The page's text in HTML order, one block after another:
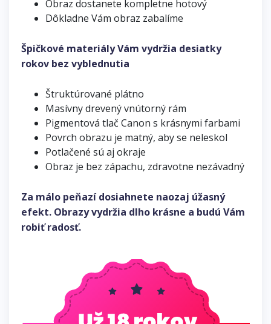
Obraz dostanete kompletne hotový
Dôkladne Vám obraz zabalíme
Špičkové materiály Vám vydržia desiatky
rokov bez vyblednutia
Štruktúrované plátno
Masívny drevený vnútorný rám
Pigmentová tlač Canon s krásnymi farbami
Povrch obrazu je matný, aby se neleskol
Potlačené sú aj okraje
Obraz je bez zápachu, zdravotne nezávadný
Za málo peňazí dosiahnete naozaj úžasný
efekt. Obrazy vydržia dlho krásne a budú Vám
robiť radosť.